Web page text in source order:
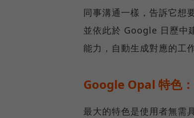
同事溝通一樣，告訴它想
並依此於 Google 日歷中
能力，自動生成對應的工
Google Opal 特色
最大的特色是使用者無需